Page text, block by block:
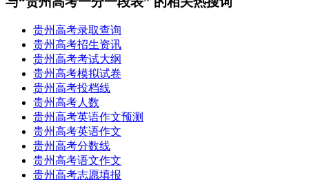
贵州高考录取查询
贵州高考招生资讯
贵州高考考试大纲
贵州高考模拟试卷
贵州高考投档线
贵州高考人数
贵州高考英语作文预测
贵州高考英语作文
贵州高考分数线
贵州高考语文作文
贵州高考志愿填报